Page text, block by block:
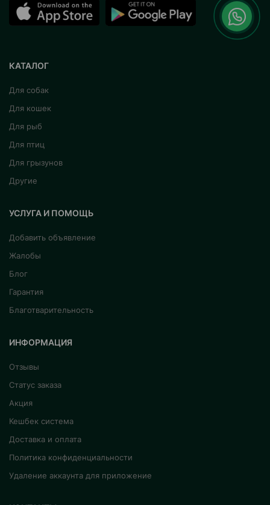
КАТАЛОГ
Для собак
Для кошек
Для рыб
Для птиц
Для грызунов
Другие
УСЛУГА И ПОМОЩЬ
Добавить объявление
Жалобы
Блог
Гарантия
Благотварительность
ИНФОРМАЦИЯ
Отзывы
Статус заказа
Акция
Кешбек система
Доставка и оплата
Политика конфиденциальности
Удаление аккаунта для приложение